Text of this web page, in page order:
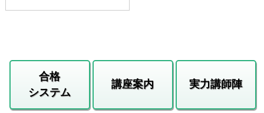
合格
システム
講座案内 実力講師陣